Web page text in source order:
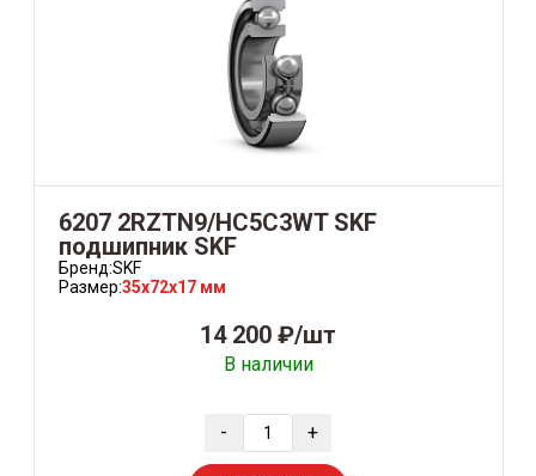
6207 2RZTN9/HC5C3WT SKF
подшипник SKF
Бренд:SKF
Размер:35x72x17 мм
14 200 ₽/шт
В наличии
- +